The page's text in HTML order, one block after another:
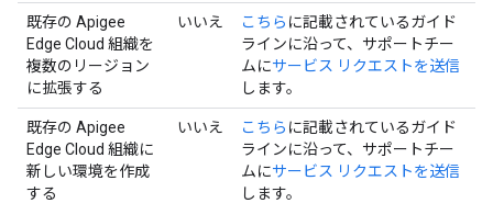
既存の Apigee
Edge Cloud 組織を
複数のリージョン
に拡張する
いいえ こちら に記載されているガイド
ラインに沿って、サポートチー
ムにサービス リクエストを送信
します。
既存の Apigee
Edge Cloud 組織に
新しい環境を作成
する
いいえ こちら に記載されているガイド
ラインに沿って、サポートチー
ムにサービス リクエストを送信
します。